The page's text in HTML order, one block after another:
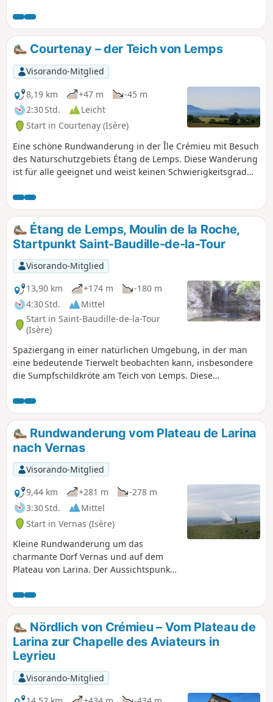
Courtenay – der Teich von Lemps
Visorando-Mitglied
8,19 km
+47 m
-45 m
2:30 Std.
Leicht
Start in Courtenay (Isère)
Eine schöne Rundwanderung in der Île Crémieu mit Besuch
des Naturschutzgebiets Étang de Lemps. Diese Wanderung
ist für alle geeignet und weist keinen Schwierigkeitsgrad
Étang de Lemps, Moulin de la Roche,
Startpunkt Saint-Baudille-de-la-Tour
Visorando-Mitglied
13,90 km
+174 m
-180 m
4:30 Std.
Mittel
Start in Saint-Baudille-de-la-Tour
(Isère)
Spaziergang in einer natürlichen Umgebung, in der man
eine bedeutende Tierwelt beobachten kann, insbesondere
die Sumpfschildkröte am Teich von Lemps. Diese
unternommen werden. Zu dieser Zeit kann man die
schönen Herbstfarben der Sumpfzypressen am Teich von
Surbaix neben dem Wasserfall von La Roche bewundern.
Rundwanderung vom Plateau de Larina
nach Vernas
Visorando-Mitglied
9,44 km
+281 m
-278 m
3:30 Std.
Mittel
Start in Vernas (Isère)
Kleine Rundwanderung um das
charmante Dorf Vernas und auf dem
Plateau von Larina. Der Aussichtspunkt
herrliche Ausblicke auf das Jura-
Gebirge, die Monts du Lyonnais und die
Rhône-Ebene. Weiter südlich auf dem
Plateau können Sie bei klarem Wetter
den Pilat und die Alpen sehen.
Spaziergang inmitten von Zeugnissen
der Menschheitsgeschichte von der
Antike bis zur Moderne.
Nördlich von Crémieu – Vom Plateau de
Larina zur Chapelle des Aviateurs in
Leyrieu
Visorando-Mitglied